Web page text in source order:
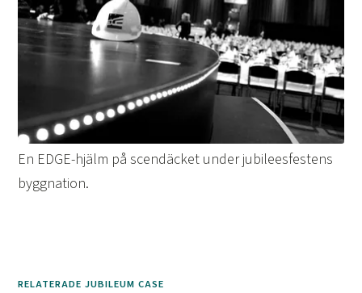
En EDGE-hjälm på scendäcket under jubileesfestens
byggnation.
RELATERADE JUBILEUM CASE